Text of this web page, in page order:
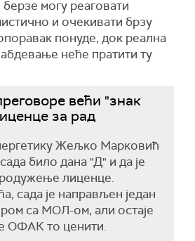
берзе могу реаговати
и очекивати брзу
понуде, док реална
неће пратити ту
већи "знак
за рад
Жељко Марковић
било дана "Д" и да је
лиценце.
сада је направљен један
са МОЛ-ом, али остаје
ОФАК то ценити.